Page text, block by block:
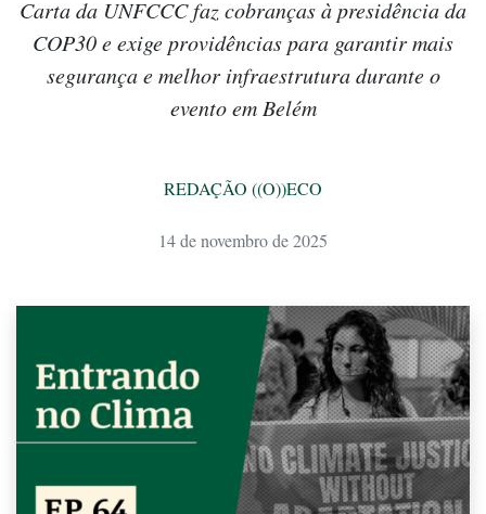
Carta da UNFCCC faz cobranças à presidência da
COP30 e exige providências para garantir mais
segurança e melhor infraestrutura durante o
evento em Belém
REDAÇÃO ((O))ECO
14 de novembro de 2025